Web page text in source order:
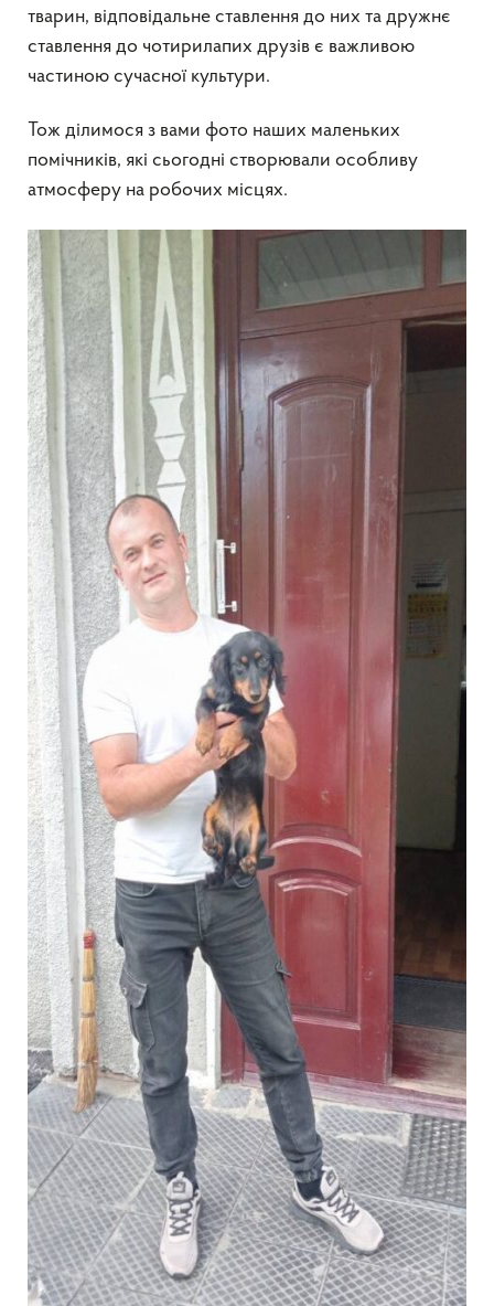
тварин, відповідальне ставлення до них та дружнє
ставлення до чотирилапих друзів є важливою
частиною сучасної культури.
Тож ділимося з вами фото наших маленьких
помічників, які сьогодні створювали особливу
атмосферу на робочих місцях.